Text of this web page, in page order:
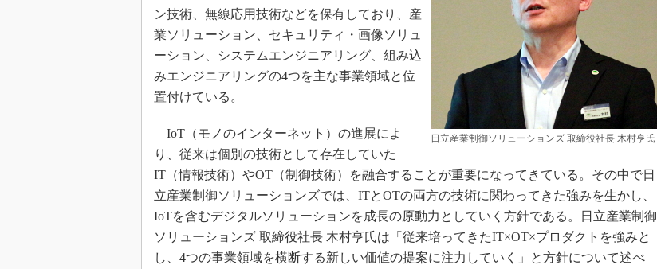
グローバル設計・開発
制御セキュリティ
新型コロナへの対応
日立産業制御ソリューションズ 取締役社長 木村亨氏
ン技術、無線応用技術などを保有しており、産
業ソリューション、セキュリティ・画像ソリュ
ーション、システムエンジニアリング、組み込
みエンジニアリングの4つを主な事業領域と位
置付けている。
IoT（モノのインターネット）の進展によ
り、従来は個別の技術として存在していた
IT（情報技術）やOT（制御技術）を融合することが重要になってきている。その中で日
立産業制御ソリューションズでは、ITとOTの両方の技術に関わってきた強みを生かし、
IoTを含むデジタルソリューションを成長の原動力としていく方針である。日立産業制御
ソリューションズ 取締役社長 木村亨氏は「従来培ってきたIT×OT×プロダクトを強みと
し、4つの事業領域を横断する新しい価値の提案に注力していく」と方針について述べ